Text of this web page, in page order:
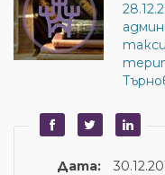
Дата: